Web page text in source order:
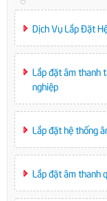
Dịch Vụ Lắp Đặt
Lắp đặt âm thanh
nghiệp
Lắp đặt hệ thống
Lắp đặt âm thanh